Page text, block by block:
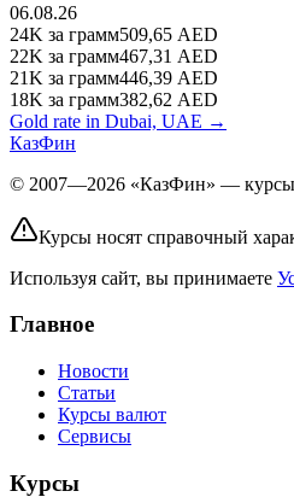
06.08.26
24K за грамм509,65 AED
22K за грамм467,31 AED
21K за грамм446,39 AED
18K за грамм382,62 AED
Gold rate in Dubai, UAE →
КазФин
© 2007—2026 «КазФин» — курсы
Курсы носят справочный
Используя сайт, вы принимаете
Главное
Новости
Статьи
Курсы валют
Сервисы
Курсы